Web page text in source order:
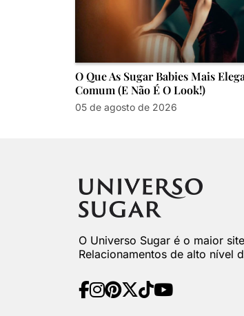
O Que As Sugar Babies Mais
Comum (e Não É O Look!)
05 de agosto de 2026
O Universo Sugar é o maior
Relacionamentos de alto nível